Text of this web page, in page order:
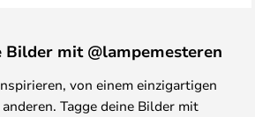
Bilder mit @lampemesteren
von einem einzigartigen
Tagge deine Bilder mit